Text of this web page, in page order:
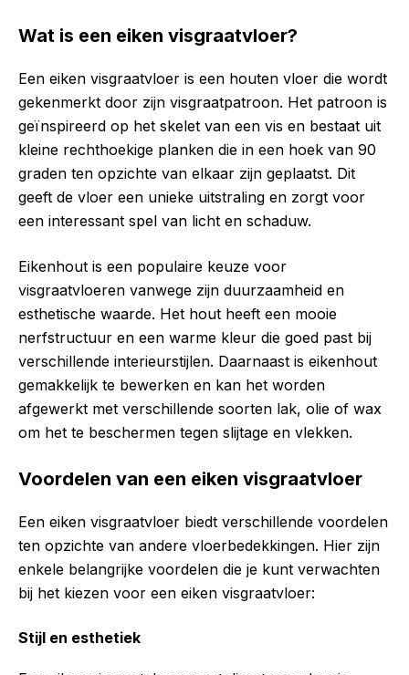
Wat is een eiken visgraatvloer?
Een eiken visgraatvloer is een houten vloer die wordt
gekenmerkt door zijn visgraatpatroon. Het patroon is
geïnspireerd op het skelet van een vis en bestaat uit
kleine rechthoekige planken die in een hoek van 90
graden ten opzichte van elkaar zijn geplaatst. Dit
geeft de vloer een unieke uitstraling en zorgt voor
een interessant spel van licht en schaduw.
Eikenhout is een populaire keuze voor
visgraatvloeren vanwege zijn duurzaamheid en
esthetische waarde. Het hout heeft een mooie
nerfstructuur en een warme kleur die goed past bij
verschillende interieurstijlen. Daarnaast is eikenhout
gemakkelijk te bewerken en kan het worden
afgewerkt met verschillende soorten lak, olie of wax
om het te beschermen tegen slijtage en vlekken.
Voordelen van een eiken visgraatvloer
Een eiken visgraatvloer biedt verschillende voordelen
ten opzichte van andere vloerbedekkingen. Hier zijn
enkele belangrijke voordelen die je kunt verwachten
bij het kiezen voor een eiken visgraatvloer:
Stijl en esthetiek